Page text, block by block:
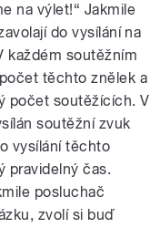
na výlet!“ Jakmile
do vysílání na
každém soutěžním
těchto znělek a
počet soutěžících. V
soutěžní zvuk
vysílání těchto
pravidelný čas.
posluchač
zvolí si buď